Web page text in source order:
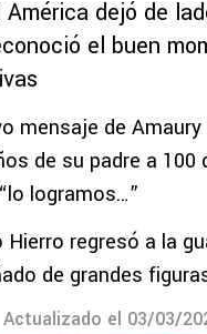
dejó de
el buen
mensaje de Amaury
de su padre a 100
logramos…”
Hierro regresó a la
de grandes
Actualizado el 03/03/